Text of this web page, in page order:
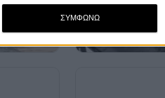
ΣΥΜΦΩΝΩ